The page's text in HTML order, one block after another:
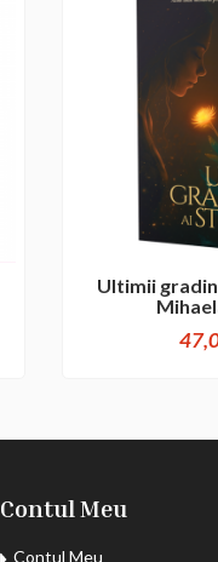
Ultimii
Contul Meu
Contul Meu